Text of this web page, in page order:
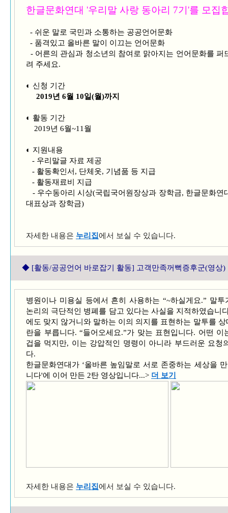
한글문화연대 '우리말 사랑 동아리 7기'를 모집
- 쉬운 말로 국민과 소통하는 공공언어문화
- 품격있고 올바른 말이 이끄는 언어문화
- 어른의 관심과 청소년의 참여로 맑아지는 언어문화를 퍼
려 주세요.
◐ 신청 기간
2019년 6월 10일(월)까지
◐ 활동 기간
2019년 6월~11월
◐ 지원내용
- 우리말글 자료 제공
- 활동확인서, 단체옷, 기념품 등 지급
- 활동재료비 지급
- 우수동아리 시상(국립국어원장상과 장학금, 한글문화연
대표상과 장학금)
자세한 내용은 누리집에서 보실 수 있습니다.
◆ [활동/공공언어 바로잡기 활동] 고객만족꺼뻑증후군(영상)
병원이나 미용실 등에서 흔히 사용하는 “~하실게요.” 말
논리의 극단적인 병폐를 담고 있다는 사실을 지적하였습니
에도 맞지 않거니와 말하는 이의 의지를 표현하는 말투를
란을 부릅니다. “들어오세요.”가 맞는 표현입니다. 어떤
겁을 먹지만, 이는 강압적인 명령이 아니라 부드러운 요청
다.
한글문화연대가 ‘올바른 높임말로 서로 존중하는 세상을
니다'에 이어 만든 2탄 영상입니다...> 더 보기
자세한 내용은 누리집에서 보실 수 있습니다.